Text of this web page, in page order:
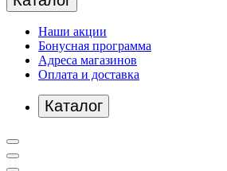
Наши акции
Бонусная программа
Адреса магазинов
Оплата и доставка
Каталог